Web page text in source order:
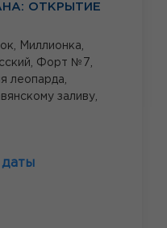
ОТКРЫТИЕ
Миллионка,
Форт №7,
леопарда,
заливу,